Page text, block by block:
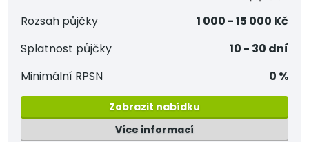
Rozsah půjčky
1 000 - 15 000 Kč
Splatnost půjčky
10 - 30 dní
Minimální RPSN
0 %
Zobrazit nabídku
Více informací